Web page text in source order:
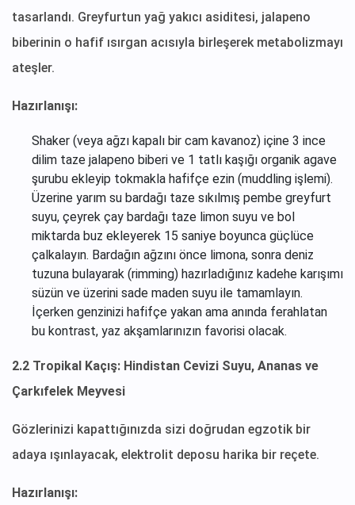
tasarlandı. Greyfurtun yağ yakıcı asiditesi, jalapeno
biberinin o hafif ısırgan acısıyla birleşerek metabolizmayı
ateşler.
Hazırlanışı:
Shaker (veya ağzı kapalı bir cam kavanoz) içine 3 ince
dilim taze jalapeno biberi ve 1 tatlı kaşığı organik agave
şurubu ekleyip tokmakla hafifçe ezin (muddling işlemi).
Üzerine yarım su bardağı taze sıkılmış pembe greyfurt
suyu, çeyrek çay bardağı taze limon suyu ve bol
miktarda buz ekleyerek 15 saniye boyunca güçlüce
çalkalayın. Bardağın ağzını önce limona, sonra deniz
tuzuna bulayarak (rimming) hazırladığınız kadehe karışımı
süzün ve üzerini sade maden suyu ile tamamlayın.
İçerken genzinizi hafifçe yakan ama anında ferahlatan
bu kontrast, yaz akşamlarınızın favorisi olacak.
2.2 Tropikal Kaçış: Hindistan Cevizi Suyu, Ananas ve
Çarkıfelek Meyvesi
Gözlerinizi kapattığınızda sizi doğrudan egzotik bir
adaya ışınlayacak, elektrolit deposu harika bir reçete.
Hazırlanışı: